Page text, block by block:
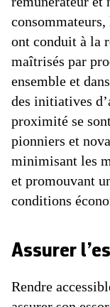
ont conduit à la
maîtrisés par
ensemble et
des initiatives
proximité se
pionniers et
minimisant les
et promouvant
conditions
Assurer
Rendre